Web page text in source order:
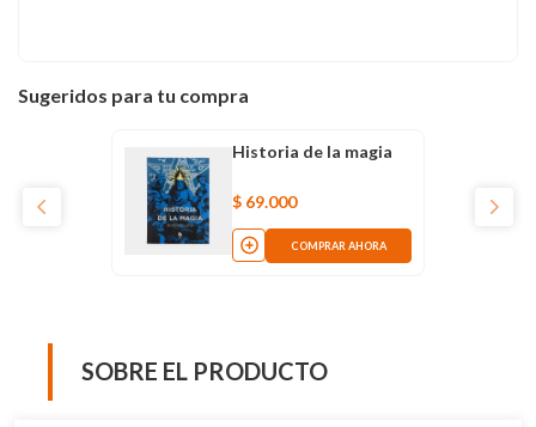
Sugeridos para tu compra
Historia de la magia
$ 69.000
COMPRAR AHORA
SOBRE EL PRODUCTO